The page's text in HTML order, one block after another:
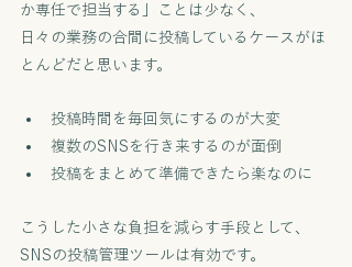
か専任で担当する」ことは少なく、
日々の業務の合間に投稿しているケースがほ
とんどだと思います。
投稿時間を毎回気にするのが大変
複数のSNSを行き来するのが面倒
投稿をまとめて準備できたら楽なのに
こうした小さな負担を減らす手段として、
SNSの投稿管理ツールは有効です。